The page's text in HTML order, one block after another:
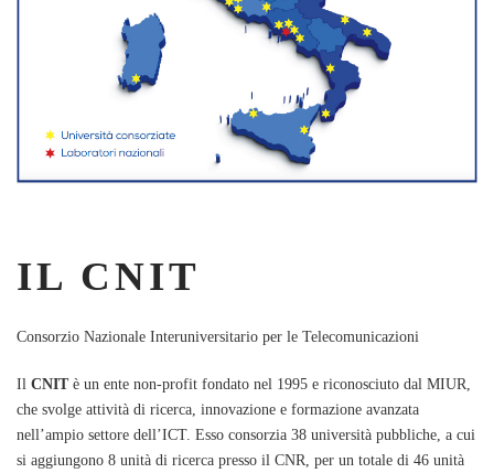
IL CNIT
Consorzio Nazionale Interuniversitario per le Telecomunicazioni
Il CNITè un ente non-profit fondato nel 1995 e riconosciuto dal MIUR,
che svolge attività di ricerca, innovazione e formazione avanzata
nell’ampio settore dell’ICT. Esso consorzia 38 università pubbliche, a cui
si aggiungono 8 unità di ricerca presso il CNR, per un totale di 46 unità